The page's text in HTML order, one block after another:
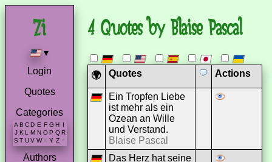
▾
Login
Quotes
Categories
A B C D E F G H I
J K L M N O P Q R
S T U V W X Y Z *
Authors
4 Quotes by Blaise Pascal
🌍 Quotes Actions
Ein Tropfen Liebe
ist mehr als ein
Ozean an Wille
und Verstand.
Blaise Pascal
Das Herz hat seine